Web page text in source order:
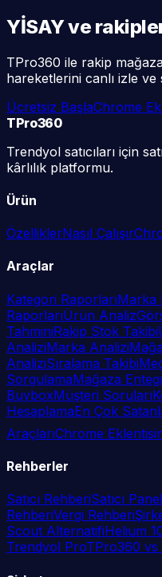
YİSAYve
TPro360 ile rakip
hareketlerini canlı izle ve
Ücretsiz BaşlaChrome
TPro360
Trendyol satıcıları için
kârlılık platformu.
Ürün
ÖzelliklerNasıl Çalışır
Araçlar
Kategori RaporlarıMarka
RaporlarıÜrün Analiz
TahminiRakip Stok Takibi
AnaliziMarka Analizi
AnaliziSıralama Takibi
SorgulamaMağaza
BuyboxMüşteri Soruları
HesaplamaEn Çok
AraçlarıChrome
Rehberler
Satıcı RehberiSatıcı
RehberiVergi Rehberi
Scout AlternatifiHelium
Trendyol ProTPro360 vs